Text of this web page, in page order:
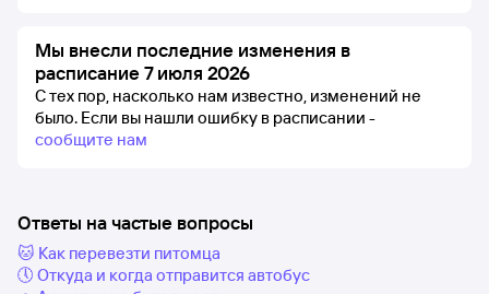
Мы внесли последние изменения в
расписание 7 июля 2026
С тех пор, насколько нам известно, изменений не
было. Если вы нашли ошибку в расписании -
сообщите нам
Ответы на частые вопросы
🐱 Как перевезти питомца
🕔 Откуда и когда отправится автобус